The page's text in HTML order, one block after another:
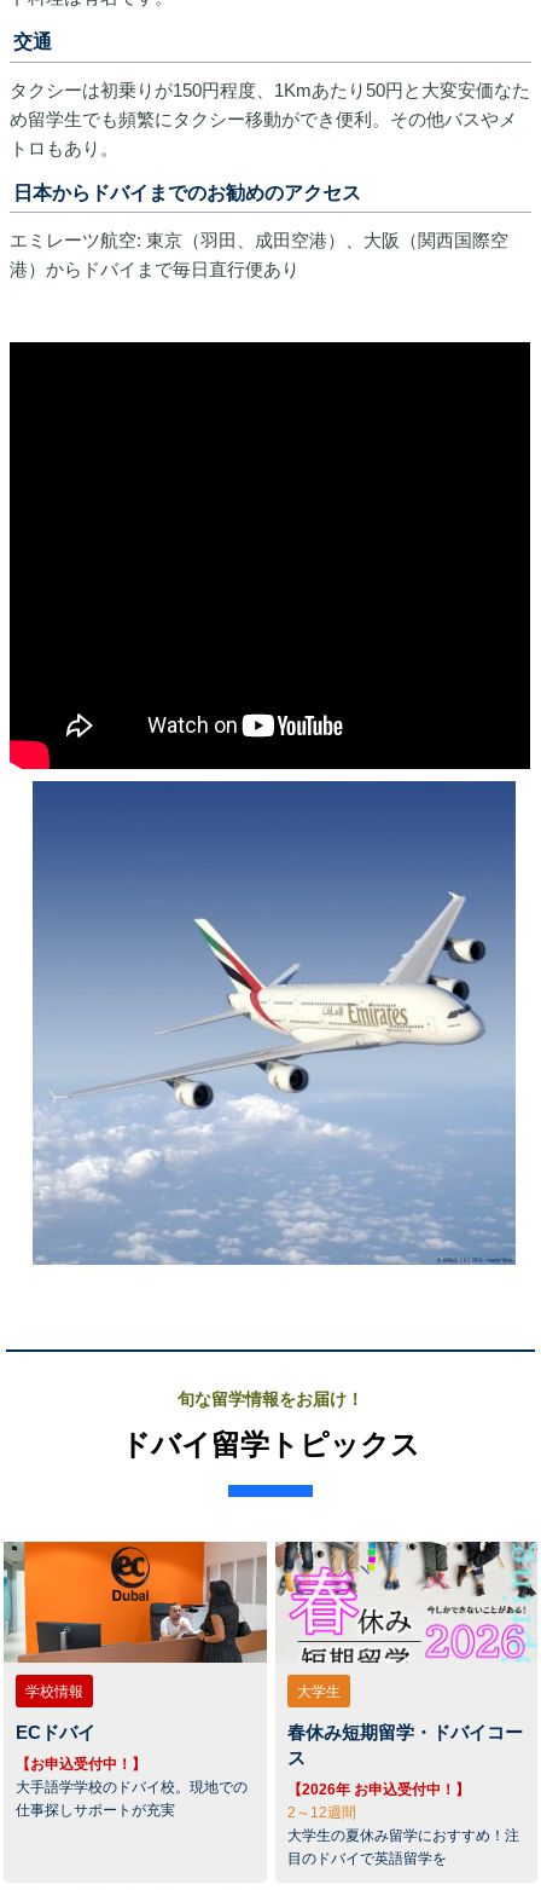
交通
タクシーは初乗りが150円程度、1Kmあたり50円と大変安価なた
め留学生でも頻繁にタクシー移動ができ便利。その他バスやメ
トロもあり。
日本からドバイまでのお勧めのアクセス
エミレーツ航空: 東京（羽田、成田空港）、大阪（関西国際空
港）からドバイまで毎日直行便あり
旬な留学情報をお届け！
ドバイ留学トピックス
学校情報
ECドバイ
【お申込受付中！】
大手語学学校のドバイ校。現地での
仕事探しサポートが充実
大学生
春休み短期留学・ドバイコー
ス
【2026年 お申込受付中！】
2～12週間
大学生の夏休み留学におすすめ！注
目のドバイで英語留学を